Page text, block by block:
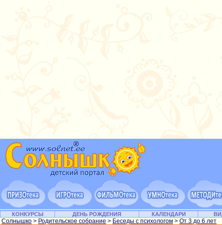
КОНКУРСЫ ДЕНЬ РОЖДЕНИЯ КАЛЕНДАРИ
Солнышко > Родительское собрание > Беседы с психологом > От 3 до 6 лет